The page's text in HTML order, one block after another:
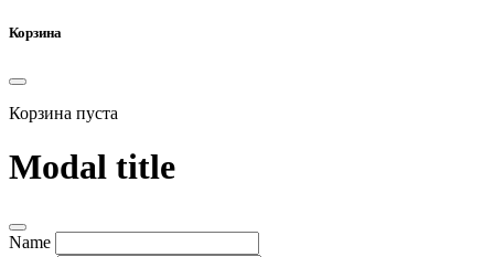
Корзина
Корзина пуста
Modal title
Name